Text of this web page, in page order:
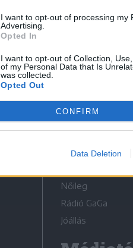
I want to opt-out of processing my
Advertising.
Opted In
I want to opt-out of Collection,
of my Personal Data that Is
was collected.
Opted Out
CONFIRM
Data Deletion
Liget
Krónika
Bihari Napló
Erdélyi Napló
Nőileg
Rádió GaGa
Jóállás